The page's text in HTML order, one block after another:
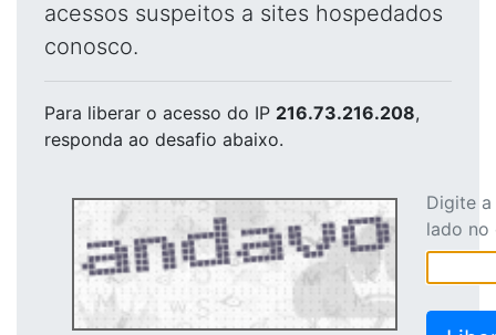
acessos suspeitos a sites hospedados
conosco.
Para liberar o acesso do IP 216.73.216.208,
responda ao desafio abaixo.
Digite
lado no